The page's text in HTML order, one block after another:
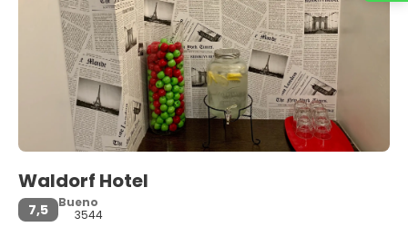
Waldorf Hotel
7,5
Bueno
3544